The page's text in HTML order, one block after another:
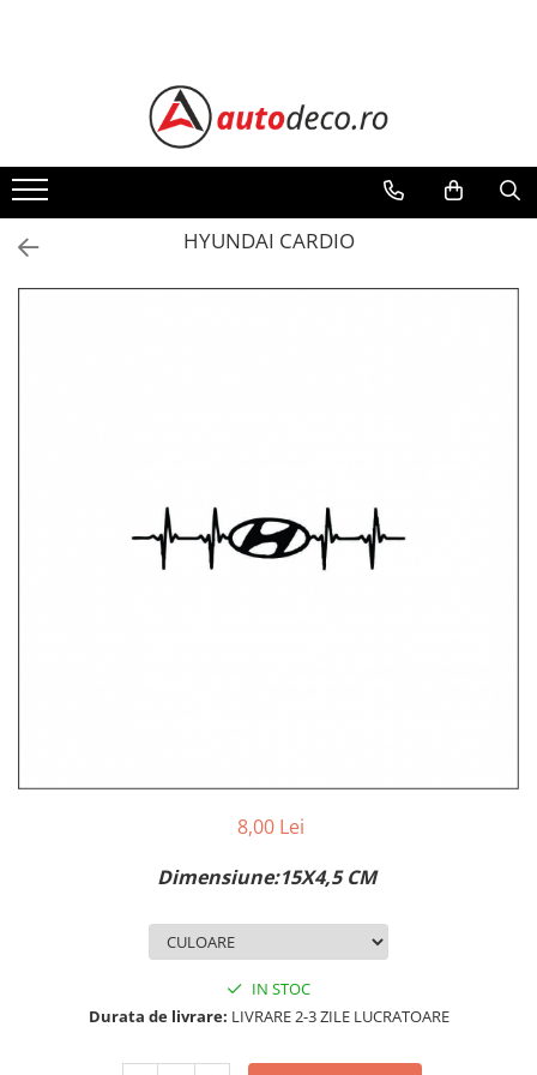
ALFA ROMEO
BMW
CHEVROLET
VOLVO
STICKERE PARBRIZ
STICKERE STALPI SI GEAM MIC
HYUNDAI CARDIO
8,00 Lei
Dimensiune:15X4,5 CM
IN STOC
Durata de livrare: LIVRARE 2-3 ZILE LUCRATOARE